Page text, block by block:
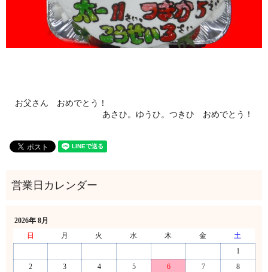
お父さん おめでとう！
あさひ。ゆうひ。つきひ おめでとう！
2026年 8月
日
月 火 水 木 金
土
1
2
3 4 5 6 7
8